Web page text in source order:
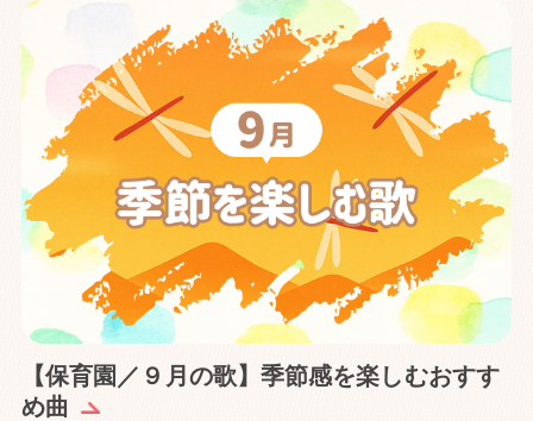
【保育園／９月の歌】季節感を楽しむおすす
め曲